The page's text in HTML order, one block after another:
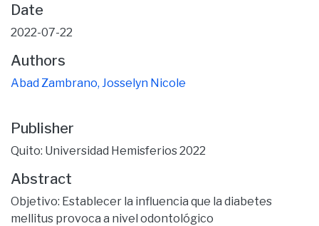
Date
2022-07-22
Authors
Abad Zambrano, Josselyn Nicole
Publisher
Quito: Universidad Hemisferios 2022
Abstract
Objetivo: Establecer la influencia que la diabetes
mellitus provoca a nivel odontológico